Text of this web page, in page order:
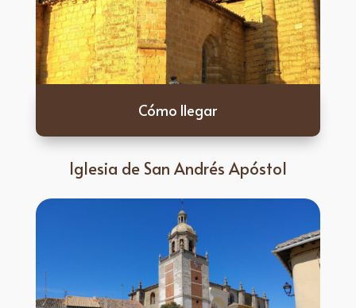
Cómo llegar
Iglesia de San Andrés Apóstol